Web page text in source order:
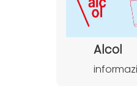
Alcol